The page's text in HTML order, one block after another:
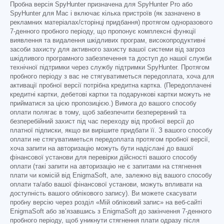
Пробна версія SpyHunter призначена для SpyHunter Pro або
SpyHunter для Mac і включає кілька пристроїв (як зазначено в
рекламних матеріалах/сторінці придбання) протягом одноразового
7-денного пробного періоду, що пропонує комплексні функції
виявлення та видалення шкідливих програм, високопродуктивні
засоби захисту для активного захисту вашої системи від загроз
шкідливого програмного забезпечення та доступ до нашої служби
технічної підтримки через службу підтримки SpyHunter. Протягом
пробного періоду з вас не стягуватиметься передоплата, хоча для
активації пробної версії потрібна кредитна картка. (Передоплачені
кредитні картки, дебетові картки та подарункові картки можуть не
прийматися за цією пропозицією.) Вимога до вашого способу
оплати полягає в тому, щоб забезпечити безперервний та
безперебійний захист під час переходу від пробної версії до
платної підписки, якщо ви вирішите придбати її. З вашого способу
оплати не стягуватиметься передоплата протягом пробної версії,
хоча запити на авторизацію можуть бути надіслані до вашої
фінансової установи для перевірки дійсності вашого способу
оплати (такі запити на авторизацію не є запитами на стягнення
плати чи комісій від EnigmaSoft, але, залежно від вашого способу
оплати та/або вашої фінансової установи, можуть впливати на
доступність вашого облікового запису). Ви можете скасувати
пробну версію через розділ «Мій обліковий запис» на веб-сайті
EnigmaSoft або зв’язавшись з EnigmaSoft до закінчення 7-денного
пробного періоду, щоб уникнути стягнення плати одразу після